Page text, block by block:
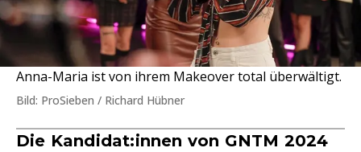
Anna-Maria ist von ihrem Makeover total überwältigt.
Bild: ProSieben / Richard Hübner
Die Kandidat:innen von GNTM 2024